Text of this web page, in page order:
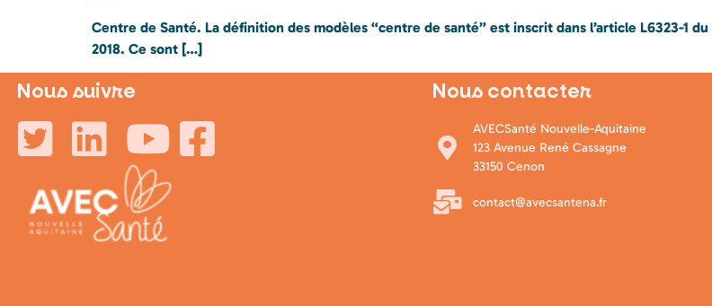
Centre de Santé. La définition des modèles “centre de santé” est inscrit dans l’article L6323-1
2018. Ce sont […]
Nous suivre Nous contacter
AVECSanté Nouvelle-Aquitaine
123 Avenue René Cassagne
33150 Cenon
contact@avecsantena.fr